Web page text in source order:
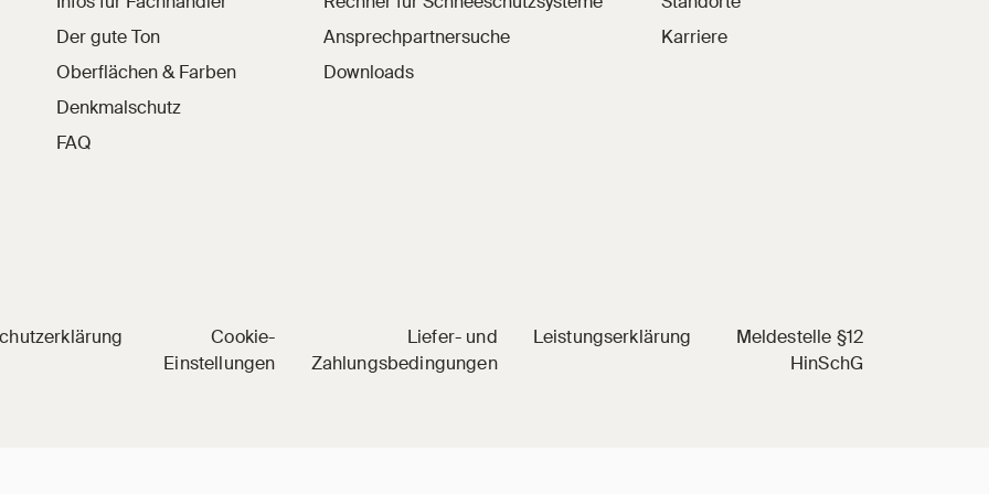
Der gute Ton
Oberflächen & Farben
Denkmalschutz
FAQ
Ansprechpartnersuche
Downloads
Karriere
Media
YouTubeauf Pinterest
Cookie-
Einstellungen
Liefer- und
Zahlungsbedingungen
Leistungserklärung
Meldestelle §12
HinSchG